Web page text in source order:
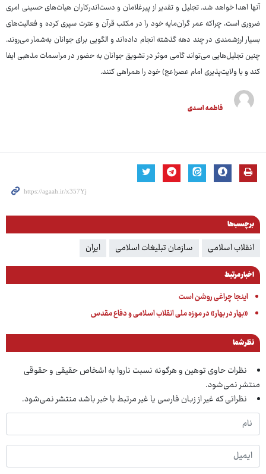
آنها اهدا خواهد شد. تجلیل و تقدیر از پیرغلامان و دست‌اندرکاران هیات‌های حسینی امری
ضروری است، چراکه عمر گران‌مایه خود را در مکتب قرآن و عترت سپری کرده‌ و فعالیت‌های
بسیار ارزشمندی در چند دهه گذشته انجام داده‌اند و الگویی برای جوانان به‌شمار می‌روند.
چنین تجلیل‌هایی می‌تواند گامی موثر در تشویق جوانان به حضور در مراسمات مذهبی ایفا
کند و با ولایت‌پذیری امام عصر(عج) خود را همراهی کنند.
فاطمه اسدی
برچسب‌ها
انقلاب اسلامی سازمان تبلیغات اسلامی ایران
اخبار مرتبط
اینجا چراغی روشن است
«بهار در بهار» در موزه ملی انقلاب اسلامی و دفاع مقدس
نظر شما
نظرات حاوی توهین و هرگونه نسبت ناروا به اشخاص حقیقی و حقوقی
منتشر نمی‌شود.
نظراتی که غیر از زبان فارسی یا غیر مرتبط با خبر باشد منتشر نمی‌شود.